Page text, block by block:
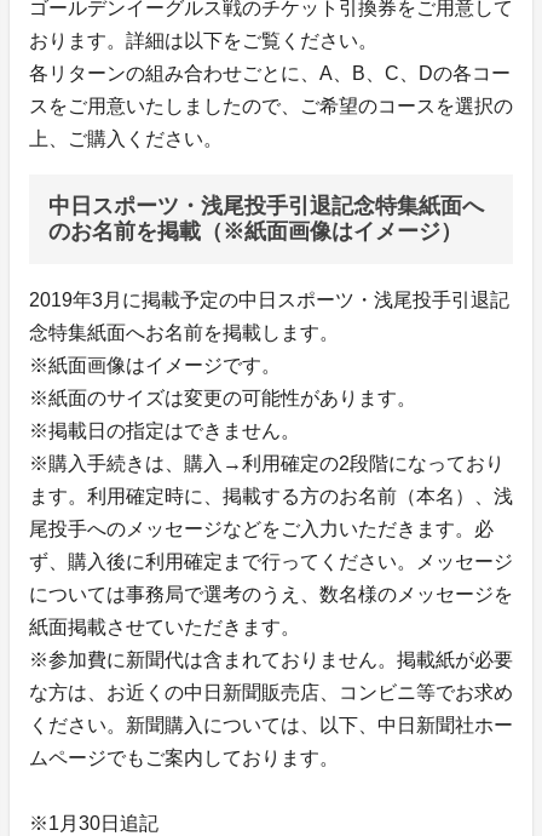
ゴールデンイーグルス戦のチケット引換券をご用意して
おります。詳細は以下をご覧ください。
各リターンの組み合わせごとに、A、B、C、Dの各コー
スをご用意いたしましたので、ご希望のコースを選択の
上、ご購入ください。
中日スポーツ・浅尾投手引退記念特集紙面へ
のお名前を掲載（※紙面画像はイメージ）
2019年3月に掲載予定の中日スポーツ・浅尾投手引退記
念特集紙面へお名前を掲載します。
※紙面画像はイメージです。
※紙面のサイズは変更の可能性があります。
※掲載日の指定はできません。
※購入手続きは、購入→利用確定の2段階になっており
ます。利用確定時に、掲載する方のお名前（本名）、浅
尾投手へのメッセージなどをご入力いただきます。必
ず、購入後に利用確定まで行ってください。メッセージ
については事務局で選考のうえ、数名様のメッセージを
紙面掲載させていただきます。
※参加費に新聞代は含まれておりません。掲載紙が必要
な方は、お近くの中日新聞販売店、コンビニ等でお求め
ください。新聞購入については、以下、中日新聞社ホー
ムページでもご案内しております。
※1月30日追記